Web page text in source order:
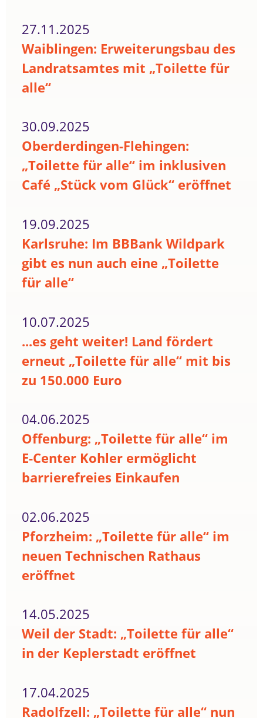
27.11.2025
Waiblingen: Erweiterungsbau des
Landratsamtes mit „Toilette für
alle“
30.09.2025
Oberderdingen-Flehingen:
„Toilette für alle“ im inklusiven
Café „Stück vom Glück“ eröffnet
19.09.2025
Karlsruhe: Im BBBank Wildpark
gibt es nun auch eine „Toilette
für alle“
10.07.2025
...es geht weiter! Land fördert
erneut „Toilette für alle“ mit bis
zu 150.000 Euro
04.06.2025
Offenburg: „Toilette für alle“ im
E-Center Kohler ermöglicht
barrierefreies Einkaufen
02.06.2025
Pforzheim: „Toilette für alle“ im
neuen Technischen Rathaus
eröffnet
14.05.2025
Weil der Stadt: „Toilette für alle“
in der Keplerstadt eröffnet
17.04.2025
Radolfzell: „Toilette für alle“ nun